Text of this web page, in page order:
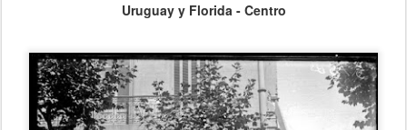
Uruguay y Florida - Centro